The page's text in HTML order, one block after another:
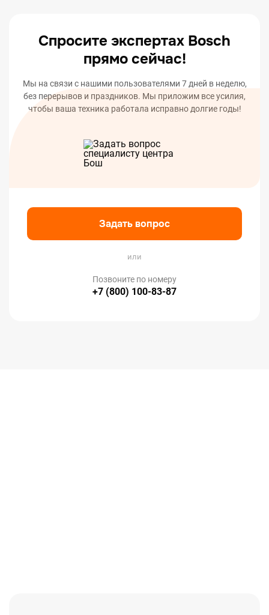
Спросите экспертах Bosch
прямо сейчас!
Мы на связи с нашими пользователями 7 дней в неделю,
без перерывов и праздников. Мы приложим все усилия,
чтобы ваша техника работала исправно долгие годы!
Задать вопрос
или
Позвоните по номеру
+7 (800) 100-83-87